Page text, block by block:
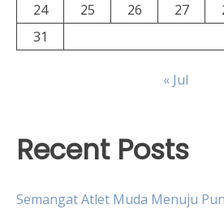
24
25 26 27
31
« Jul
Recent Posts
Semangat Atlet Muda Menuju